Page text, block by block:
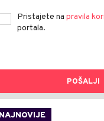
Pristajete na pravila
portala.
POŠALJI
NAJNOVIJE